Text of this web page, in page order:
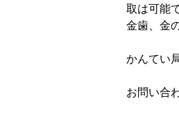
取は可能
金歯、金
かんてい
お問い